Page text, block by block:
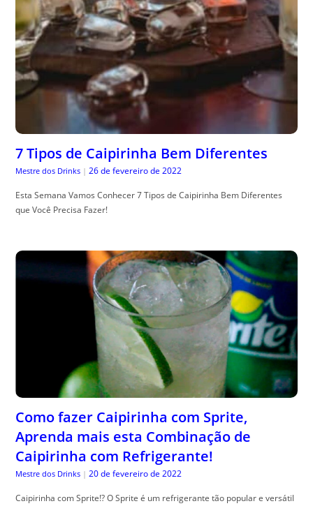
7 Tipos de Caipirinha Bem Diferentes
Mestre dos Drinks | 26 de fevereiro de 2022
Esta Semana Vamos Conhecer 7 Tipos de Caipirinha Bem Diferentes
que Você Precisa Fazer!
Como fazer Caipirinha com Sprite,
Aprenda mais esta Combinação de
Caipirinha com Refrigerante!
Mestre dos Drinks | 20 de fevereiro de 2022
Caipirinha com Sprite!? O Sprite é um refrigerante tão popular e versátil